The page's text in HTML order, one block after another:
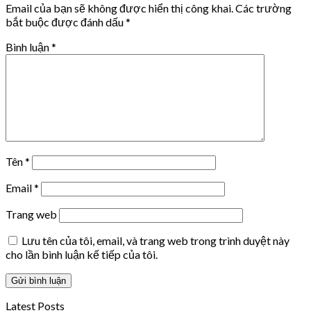
Email của bạn sẽ không được hiển thị công khai. Các trường
bắt buộc được đánh dấu*
Bình luận*
Tên*
Email*
Trang web
Lưu tên của tôi, email, và trang web trong trình duyệt này
cho lần bình luận kế tiếp của tôi.
Latest Posts